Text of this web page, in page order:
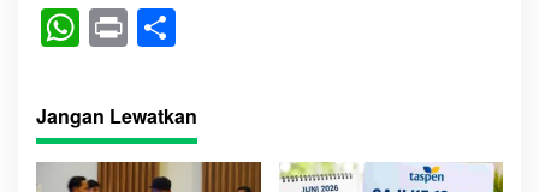
W
ts
A
pp
Pr
t re
Jangan Lewatkan